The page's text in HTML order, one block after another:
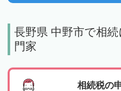
長野県 中野市で相
門家
相続税の